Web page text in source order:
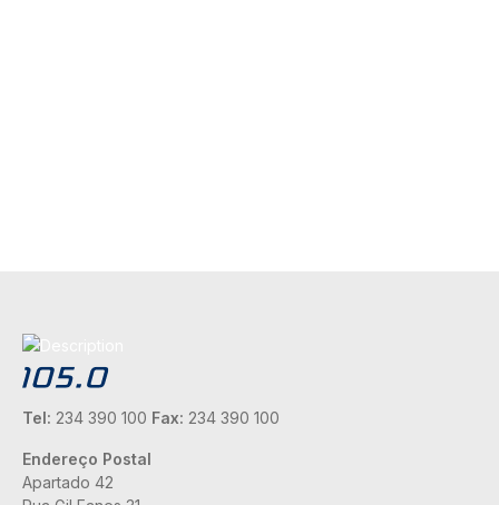
Tel: 234 390 100 Fax: 234 390 100
Endereço Postal
Apartado 42